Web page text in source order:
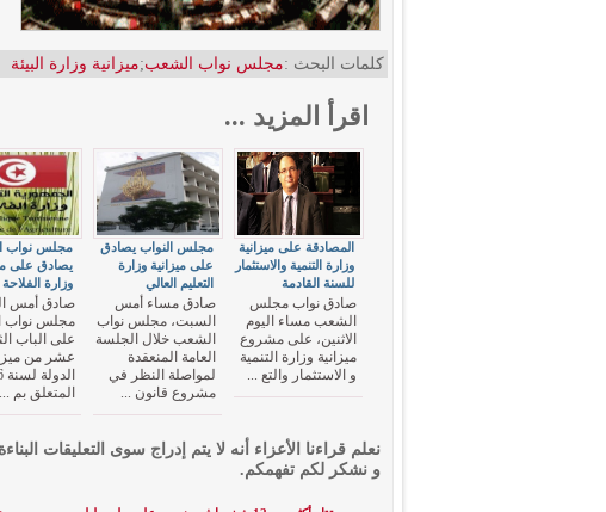
كلمات البحث :مجلس نواب الشعب;ميزانية وزارة البيئة
اقرأ المزيد ...
مجلس نواب
يصادق على
وزارة الفلاحة
صادق أمس
مجلس نواب
على الباب
عشر من
المتعلق بم ...
مجلس النواب يصادق
على ميزانية وزارة
التعليم العالي
صادق مساء أمس
السبت، مجلس نواب
الشعب خلال الجلسة
العامة المنعقدة
لمواصلة النظر في
مشروع قانون ...
المصادقة على ميزانية
وزارة التنمية والاستثمار
للسنة القادمة
صادق نواب مجلس
الشعب مساء اليوم
الاثنين، على مشروع
ميزانية وزارة التنمية
و الاستثمار والتع ...
نعلم قراءنا الأعزاء أنه لا يتم إدراج سوى التعليقات
و نشكر لكم تفهمكم.